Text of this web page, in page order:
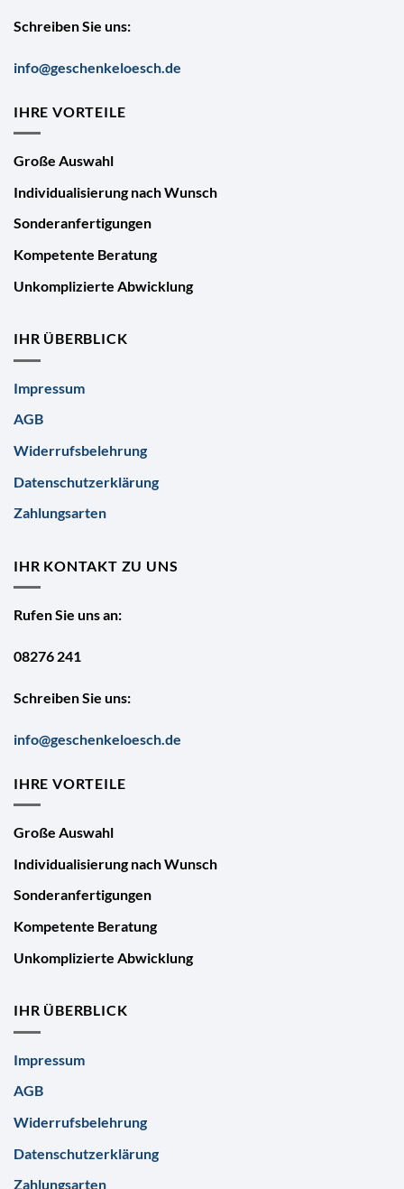
Schreiben Sie uns:
info@geschenkeloesch.de
IHRE VORTEILE
Große Auswahl
Individualisierung nach Wunsch
Sonderanfertigungen
Kompetente Beratung
Unkomplizierte Abwicklung
IHR ÜBERBLICK
Impressum
AGB
Widerrufsbelehrung
Datenschutzerklärung
Zahlungsarten
IHR KONTAKT ZU UNS
Rufen Sie uns an:
08276 241
Schreiben Sie uns:
info@geschenkeloesch.de
IHRE VORTEILE
Große Auswahl
Individualisierung nach Wunsch
Sonderanfertigungen
Kompetente Beratung
Unkomplizierte Abwicklung
IHR ÜBERBLICK
Impressum
AGB
Widerrufsbelehrung
Datenschutzerklärung
Zahlungsarten